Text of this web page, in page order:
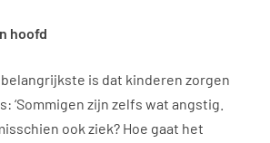
hoofd
is dat kinderen zorgen
‘Sommigen zijn zelfs wat angstig.
ook ziek? Hoe gaat het